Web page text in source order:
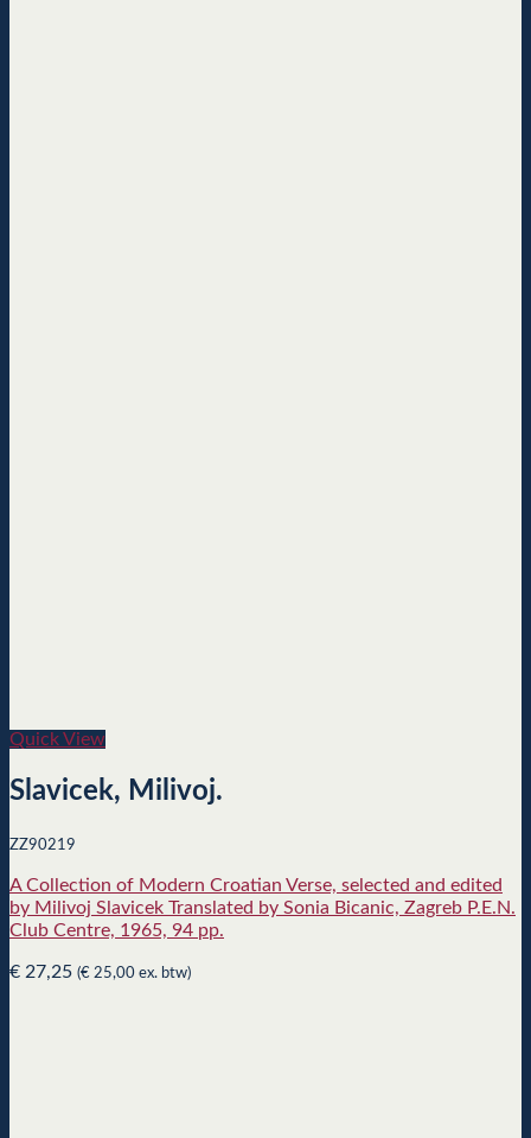
Quick View
Slavicek, Milivoj.
ZZ90219
A Collection of Modern Croatian Verse, selected and edited
by Milivoj Slavicek Translated by Sonia Bicanic, Zagreb P.E.N.
Club Centre, 1965, 94 pp.
€ 27,25 (€ 25,00 ex. btw)